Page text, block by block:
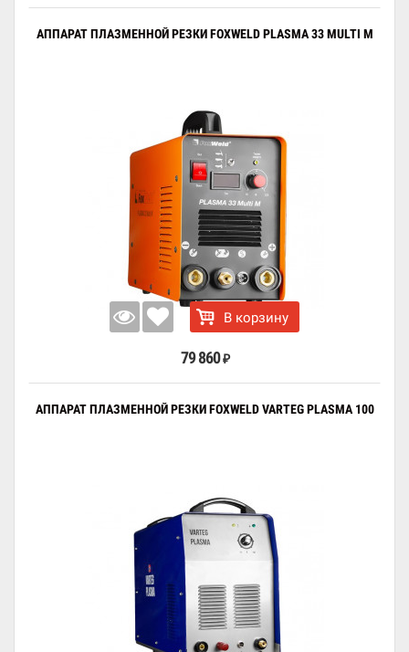
АППАРАТ ПЛАЗМЕННОЙ РЕЗКИ FOXWELD PLASMA 33 MULTI M
В корзину
79 860 ₽
АППАРАТ ПЛАЗМЕННОЙ РЕЗКИ FOXWELD VARTEG PLASMA 100